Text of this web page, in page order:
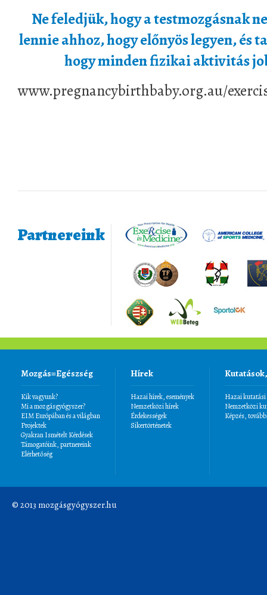
Ne feledjük, hogy a testmozgásnak
lennie ahhoz, hogy előnyös legyen,
hogy minden fizikai aktivitás
www.pregnancybirthbaby.org.au/
Partnereink
Mozgás=Egészség
Kik vagyunk?
Mi a mozgásgyógyszer?
EIM Európában és a világban
Projektek
Gyakran Ismételt Kérdések
Támogatóink, partnereink
Elérhetőség
Hírek
Hazai hírek, események
Nemzetközi hírek
Érdekességek
Sikertörténetek
Hazai kutatási
Nemzetközi
Képzés,
© 2013 mozgásgyógyszer.hu